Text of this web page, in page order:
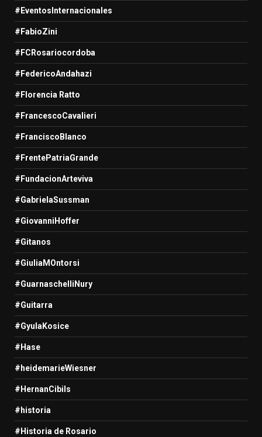
#EventosInternacionales
#FabioZini
#FCRosariocordoba
#FedericoAndahazi
#Florencia Ratto
#FrancescoCavalieri
#FranciscoBlanco
#FrentePatriaGrande
#FundacionArteviva
#GabrielaSussman
#GiovanniHoffer
#Gitanos
#GiuliaMOntorsi
#GuarnaschelliNury
#Guitarra
#GyulaKosice
#Hase
#heidemarieWiesner
#HernanCibils
#historia
#Historia de Rosario